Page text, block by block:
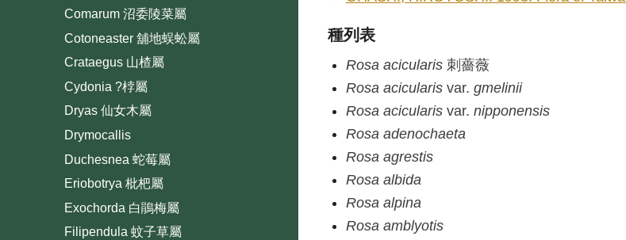
Comarum 沼委陵菜屬
Cotoneaster 舖地蜈蚣屬
Crataegus 山楂屬
Cydonia ?桲屬
Dryas 仙女木屬
Drymocallis
Duchesnea 蛇莓屬
Eriobotrya 枇杷屬
Exochorda 白鵑梅屬
Filipendula 蚊子草屬
種列表
Rosa acicularis 刺薔薇
Rosa acicularisvar. gmelinii
Rosa acicularisvar. nipponensis
Rosa adenochaeta
Rosa agrestis
Rosa albida
Rosa alpina
Rosa amblyotis